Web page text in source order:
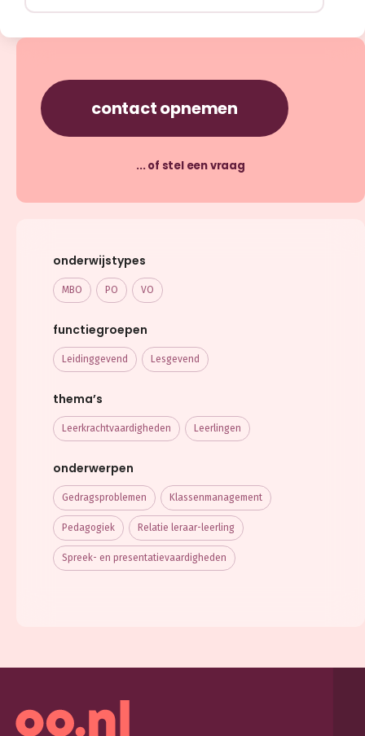
contact opnemen
... of stel een vraag
onderwijstypes
MBO PO VO
functiegroepen
Leidinggevend Lesgevend
thema’s
Leerkracht­vaardigheden Leerlingen
onderwerpen
Gedragsproblemen Klassenmanagement
Pedagogiek Relatie leraar-leerling
Spreek- en presentatievaardigheden